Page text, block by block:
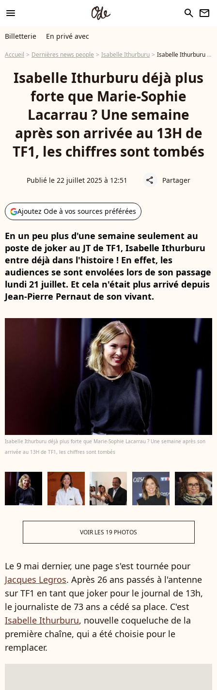
menu search newsletter
Billetterie En privé avec
Accueil Dernières news people Isabelle Ithurburu Isabelle Ithurburu déjà plus forte que Marie-Sophie Lacarrau ? Une semaine après son arrivée au 13H de TF1, les chiffres sont tombés
Isabelle Ithurburu déjà plus
forte que Marie-Sophie
Lacarrau ? Une semaine
après son arrivée au 13H de
TF1, les chiffres sont tombés
Publié le 22 juillet 2025 à 12:51 share Partager
Ajoutez Ode à vos sources préférées
En un peu plus d'une semaine seulement au
poste de joker au JT de TF1, Isabelle Ithurburu
entre déjà dans l'histoire ! En effet, les
audiences se sont envolées lors de son passage
lundi 21 juillet. Et cela n'était plus arrivé depuis
Jean-Pierre Pernaut de son vivant.
Isabelle Ithurburu déjà plus forte que Marie-Sophie Lacarrau ? Une semaine après son
arrivée au 13H de TF1, les chiffres sont tombés
VOIR LES 19 PHOTOS
Le 9 mai dernier, une page s'est tournée pour
Jacques Legros. Après 26 ans passés à l'antenne
sur TF1 en tant que joker pour le journal de 13h,
le journaliste de 73 ans a cédé sa place. C'est
Isabelle Ithurburu, nouvelle coqueluche de la
première chaîne, qui a été choisie pour le
remplacer.